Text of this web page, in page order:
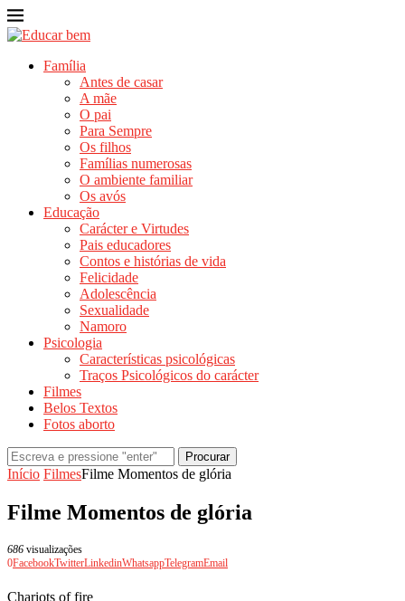
Família
Antes de casar
A mãe
O pai
Para Sempre
Os filhos
Famílias numerosas
O ambiente familiar
Os avós
Educação
Carácter e Virtudes
Pais educadores
Contos e histórias de vida
Felicidade
Adolescência
Sexualidade
Namoro
Psicologia
Características psicológicas
Traços Psicológicos do carácter
Filmes
Belos Textos
Fotos aborto
Procurar
Início FilmesFilme Momentos de glória
Filme Momentos de glória
686 visualizações
0FacebookTwitterLinkedinWhatsappTelegramEmail
Chariots of fire